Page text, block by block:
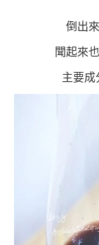
倒出
聞起來
主要成